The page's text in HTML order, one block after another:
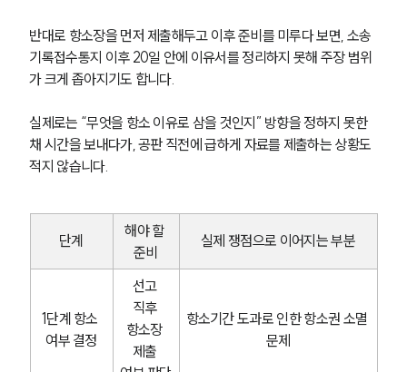
반대로 항소장을 먼저 제출해두고 이후 준비를 미루다 보면, 소송
기록접수통지 이후 20일 안에 이유서를 정리하지 못해 주장 범위
가 크게 좁아지기도 합니다.
실제로는 “무엇을 항소 이유로 삼을 것인지” 방향을 정하지 못한
채 시간을 보내다가, 공판 직전에 급하게 자료를 제출하는 상황도
적지 않습니다.
단계
해야 할
준비
실제 쟁점으로 이어지는 부분
1단계 항소
여부 결정
선고
직후
항소장
제출
항소기간 도과로 인한 항소권 소멸
문제